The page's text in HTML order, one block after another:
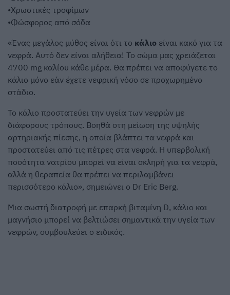
•Χρωστικές τροφίμων
•Φώσφορος από σόδα
«Ένας μεγάλος μύθος είναι ότι το κάλιο είναι κακό για τα
νεφρά. Αυτό δεν είναι αλήθεια! Το σώμα μας χρειάζεται
4700 mg καλίου κάθε μέρα. Θα πρέπει να αποφύγετε το
κάλιο μόνο εάν έχετε νεφρική νόσο σε προχωρημένο
στάδιο.
Το κάλιο προστατεύει την υγεία των νεφρών με
διάφορους τρόπους. Βοηθά στη μείωση της υψηλής
αρτηριακής πίεσης, η οποία βλάπτει τα νεφρά και
προστατεύει από τις πέτρες στα νεφρά. Η υπερβολική
ποσότητα νατρίου μπορεί να είναι σκληρή για τα νεφρά,
αλλά η θεραπεία θα πρέπει να περιλαμβάνει
περισσότερο κάλιο», σημειώνει ο Dr Eric Berg.
Μια σωστή διατροφή με επαρκή βιταμίνη D, κάλιο και
μαγνήσιο μπορεί να βελτιώσει σημαντικά την υγεία των
νεφρών, συμβουλεύει ο ειδικός.